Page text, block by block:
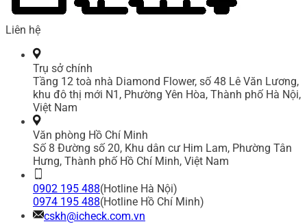
Liên hệ
Trụ sở chính
Tầng 12 toà nhà Diamond Flower, số 48 Lê Văn Lương,
khu đô thị mới N1, Phường Yên Hòa, Thành phố Hà Nội,
Việt Nam
Văn phòng Hồ Chí Minh
Số 8 Đường số 20, Khu dân cư Him Lam, Phường Tân
Hưng, Thành phố Hồ Chí Minh, Việt Nam
0902 195 488(Hotline Hà Nội)
0974 195 488(Hotline Hồ Chí Minh)
cskh@icheck.com.vn